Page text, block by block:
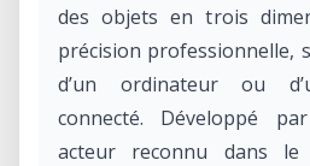
des objets en trois
précision professionnelle,
d’un ordinateur ou
connecté. Développé
acteur reconnu dans